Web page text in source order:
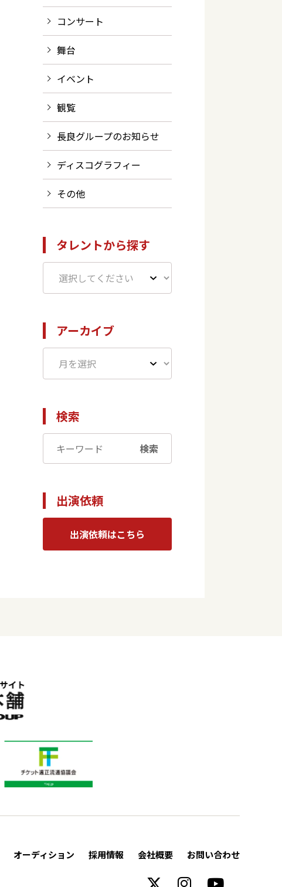
コンサート
舞台
イベント
観覧
長良グループのお知らせ
ディスコグラフィー
その他
タレントから探す
アーカイブ
検索
検索
出演依頼
出演依頼はこちら
オーディション 採用情報 会社概要 お問い合わせ